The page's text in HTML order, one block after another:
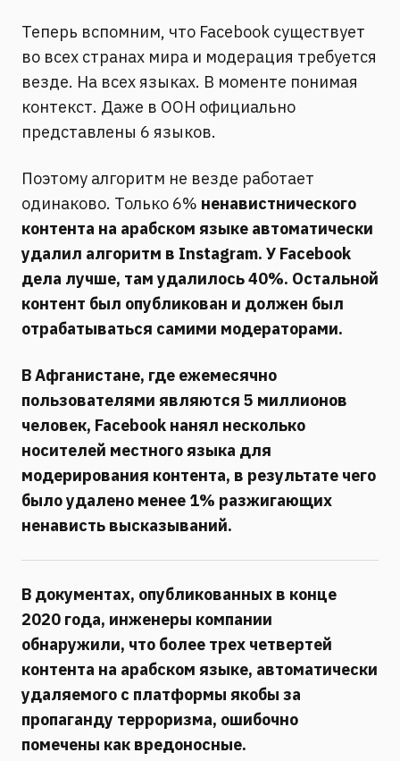
Теперь вспомним, что Facebook существует
во всех странах мира и модерация требуется
везде. На всех языках. В моменте понимая
контекст. Даже в ООН официально
представлены 6 языков.
Поэтому алгоритм не везде работает
одинаково. Только 6% ненавистнического
контента на арабском языке автоматически
удалил алгоритм в Instagram. У Facebook
дела лучше, там удалилось 40%. Остальной
контент был опубликован и должен был
отрабатываться самими модераторами.
В Афганистане, где ежемесячно
пользователями являются 5 миллионов
человек, Facebook нанял несколько
носителей местного языка для
модерирования контента, в результате чего
было удалено менее 1% разжигающих
ненависть высказываний.
В документах, опубликованных в конце
2020 года, инженеры компании
обнаружили, что более трех четвертей
контента на арабском языке, автоматически
удаляемого с платформы якобы за
пропаганду терроризма, ошибочно
помечены как вредоносные.